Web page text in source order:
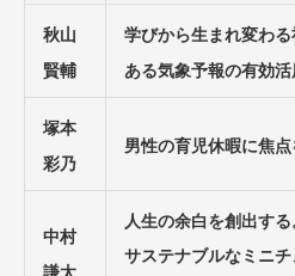
秋山
賢輔
学びから生まれ変わ
ある気象予報の有効活
塚本
彩乃
男性の育児休暇に焦
中村
人生の余白を創出する
サステナブルなミニ